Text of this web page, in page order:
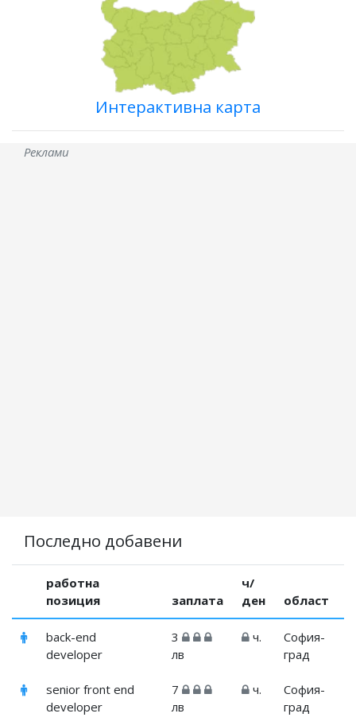
Интерактивна карта
Реклами
Последно добавени
работна
позиция
заплата
ч/
ден
област
back-end
developer
3
лв
ч.
София-
град
senior front end
developer
7
лв
ч.
София-
град